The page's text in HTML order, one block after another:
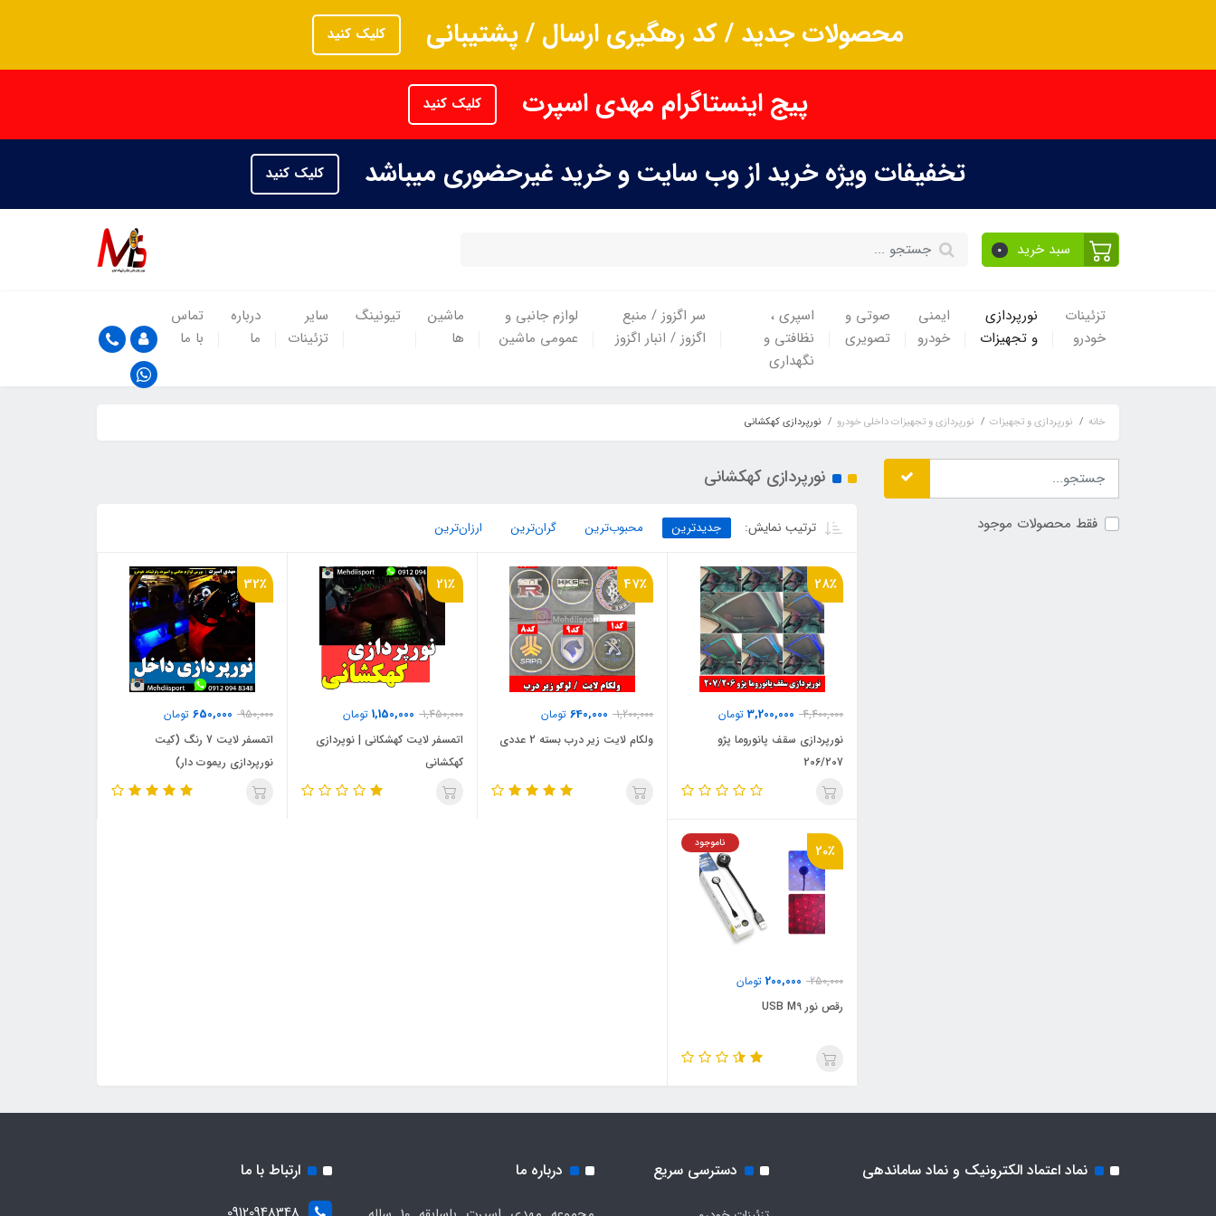
محصولات جدید / کد رهگیری ارسال / پشتیبانی کلیک کنید
پیج اینستاگرام مهدی اسپرت کلیک کنید
تخفیفات ویژه خرید از وب سایت و خرید غیرحضوری میباشد کلیک کنید
سبد خرید 0
تزئینات
خودرو
نورپردازی
و تجهیزات
ایمنی
خودرو
صوتی و
تصویری
اسپری ،
نظافتی و
نگهداری
سر اگزوز / منبع
اگزوز / انبار اگزوز
لوازم جانبی و
عمومی ماشین
ماشین
ها
تیونینگ
سایر
تزئینات
درباره
ما
تماس
با ما
خانه نورپردازی و تجهیزات نورپردازی و تجهیزات داخلی خودرو نورپردازی کهکشانی
فقط محصولات موجود
نورپردازی کهکشانی
ترتیب نمایش: جدیدترین محبوب‌ترین گران‌ترین ارزان‌ترین
28٪
4,400,000
3,200,000 تومان
نورپردازی سقف پانوروما پژو
206/207
47٪
1,200,000
640,000 تومان
ولکام لایت زیر درب بسته 2 عددی
21٪
1,450,000
1,150,000 تومان
اتمسفر لایت کهشکانی | نوپردازی
کهکشانی
32٪
950,000
650,000 تومان
اتمسفر لایت 7 رنگ (کیت
نورپردازی ریموت دار)
20٪
250,000
200,000 تومان
ناموجود
رقص نور USB M9
نماد اعتماد الکترونیک و نماد ساماندهی دسترسی سریع درباره ما ارتباط با ما